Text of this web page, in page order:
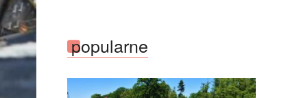
popularne